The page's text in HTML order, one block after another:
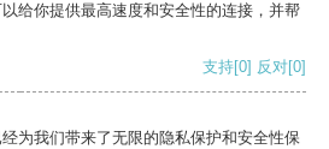
给你提供最高速度和安全性的连接，并帮
支持[0] 反对[0]
为我们带来了无限的隐私保护和安全性保